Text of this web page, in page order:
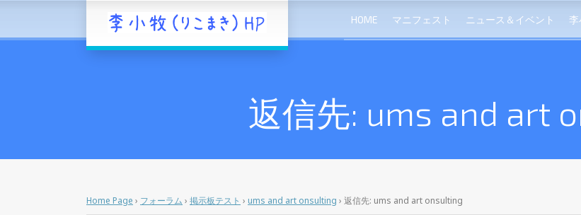
HOME マニフェスト ニュース＆イベント
返信先: ums and art
Home Page › フォーラム › 掲示板テスト › ums and art onsulting › 返信先: ums and art onsulting